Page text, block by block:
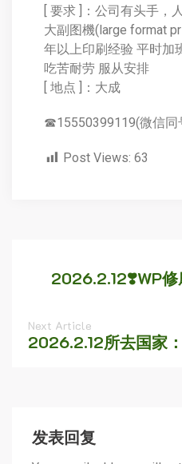
[ 要求 ]：公司有头手，
大副图機(large format
年以上印刷经验 平时加
吃苦耐劳 服从安排
[ 地点 ]：大成
☎15550399119(微信同
Post Views: 63
2026.2.12❣️WP
Next Article
2026.2.12所去国家
发表回复